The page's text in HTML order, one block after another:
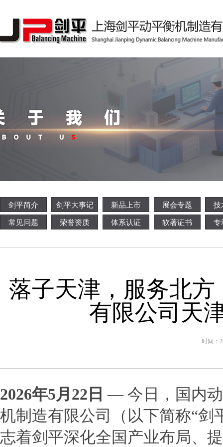
剑平简介 剑平大事记 新品上市 展会专题 技
常见问题 荣誉资质 体系认证 软著证书 专
落子天津，服务北
有限公司天
时间：
2026年5月 22 日 — 今日，国内
机制造有限公司（以下简称“剑
志着剑平深化全国产业布局、